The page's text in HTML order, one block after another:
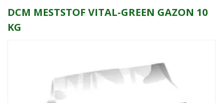
DCM MESTSTOF VITAL-GREEN GAZON 10
KG